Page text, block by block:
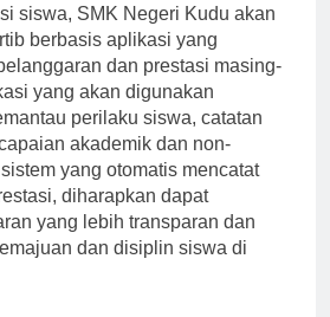
siswa, SMK Negeri Kudu akan
berbasis aplikasi yang
dan prestasi masing-
yang akan digunakan
perilaku siswa, catatan
akademik dan non-
yang otomatis mencatat
diharapkan dapat
yang lebih transparan dan
dan disiplin siswa di